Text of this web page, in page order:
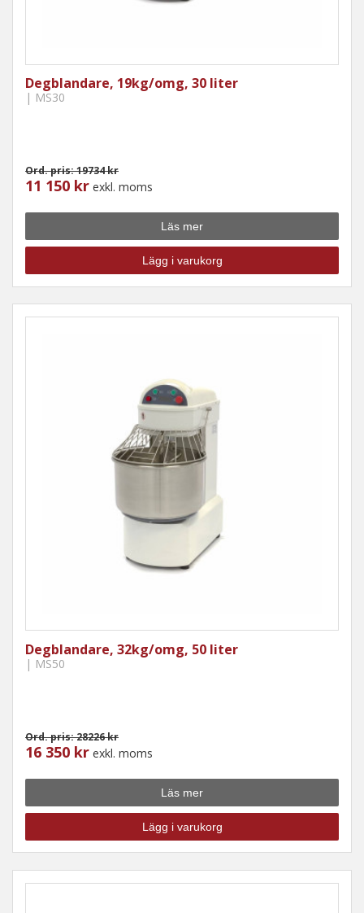
Degblandare, 19kg/omg, 30 liter
| MS30
Ord. pris: 19734 kr
11 150 kr exkl. moms
Läs mer
Lägg i varukorg
Degblandare, 32kg/omg, 50 liter
| MS50
Ord. pris: 28226 kr
16 350 kr exkl. moms
Läs mer
Lägg i varukorg